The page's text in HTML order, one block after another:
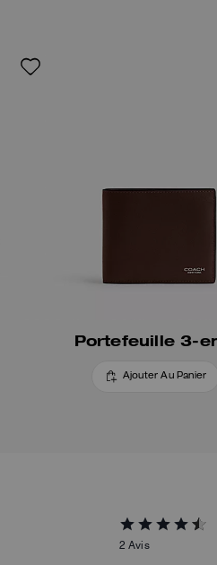
Portefeuille 3-
Ajouter Au Panier
2 Avis